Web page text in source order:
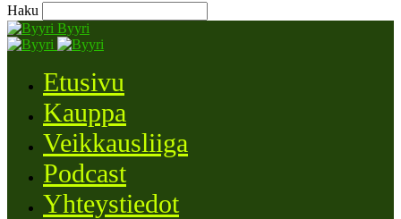
Haku
Byyri
Etusivu
Kauppa
Veikkausliiga
Podcast
Yhteystiedot